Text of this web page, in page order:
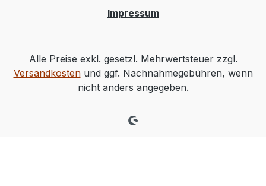
Impressum
Alle Preise exkl. gesetzl. Mehrwertsteuer zzgl.
Versandkostenund ggf. Nachnahmegebühren, wenn
nicht anders angegeben.